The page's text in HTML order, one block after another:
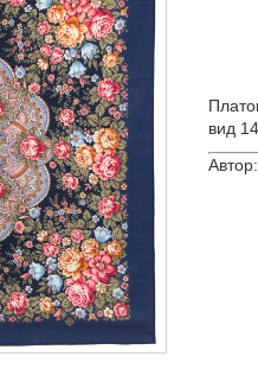
вид